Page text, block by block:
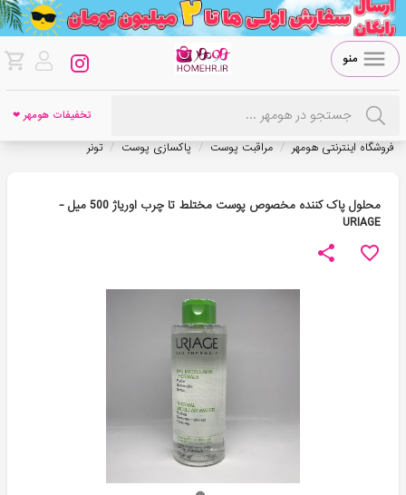
منو
تخفیفات هومهر ❤
فروشگاه اینترنتی هومهر / مراقبت پوست / پاکسازی پوست / تونر
محلول پاک کننده مخصوص پوست مختلط تا چرب اوریاژ 500 میل -
URIAGE